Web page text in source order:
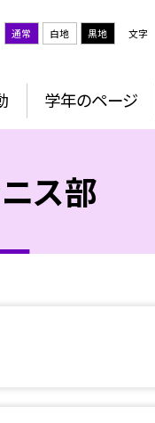
通常 白地 黒地 文字
学年のページ
ス部